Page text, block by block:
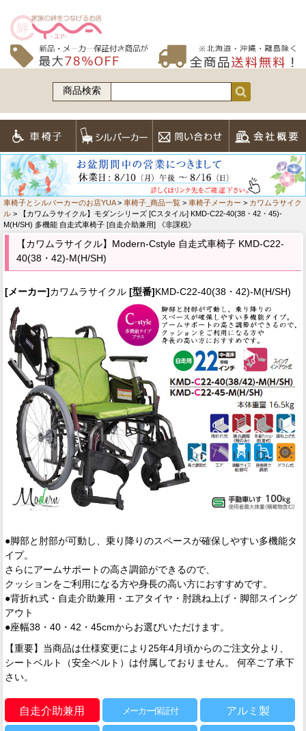
商品検索
車椅子とシルバーカーのお店YUA> 車椅子_商品一覧 > 車椅子メーカー > カワムラサイク
ル > 【カワムラサイクル】モダンシリーズ [Cスタイル] KMD-C22-40(38・42・45)-
M(H/SH) 多機能 自走式車椅子 [自走介助兼用] 《非課税》
【カワムラサイクル】Modern-Cstyle 自走式車椅子 KMD-C22-
40(38・42)-M(H/SH)
[メーカー]カワムラサイクル [型番]KMD-C22-40(38・42)-M(H/SH)
●脚部と肘部が可動し、乗り降りのスペースが確保しやすい多機能タ
イプ。
さらにアームサポートの高さ調節ができるので、
クッションをご利用になる方や身長の高い方におすすめです。
●背折れ式・自走介助兼用・エアタイヤ・肘跳ね上げ・脚部スイング
アウト
●座幅38・40・42・45cmからお選びいただけます。
【重要】当商品は仕様変更により25年4月頃からのご注文分より、
シートベルト（安全ベルト）は付属しておりません。 何卒ご了承下
さい。
自走介助兼用 メーカー保証付 アルミ製